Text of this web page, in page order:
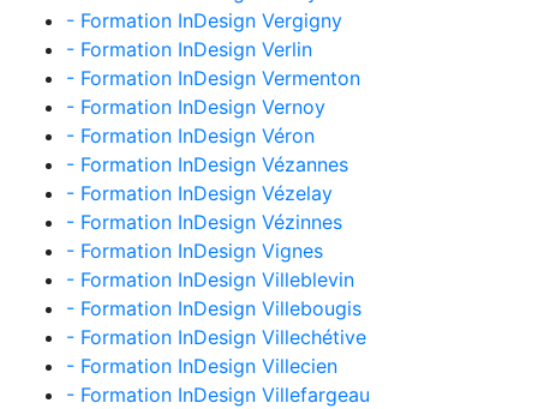
- Formation InDesign Vergigny
- Formation InDesign Verlin
- Formation InDesign Vermenton
- Formation InDesign Vernoy
- Formation InDesign Véron
- Formation InDesign Vézannes
- Formation InDesign Vézelay
- Formation InDesign Vézinnes
- Formation InDesign Vignes
- Formation InDesign Villeblevin
- Formation InDesign Villebougis
- Formation InDesign Villechétive
- Formation InDesign Villecien
- Formation InDesign Villefargeau